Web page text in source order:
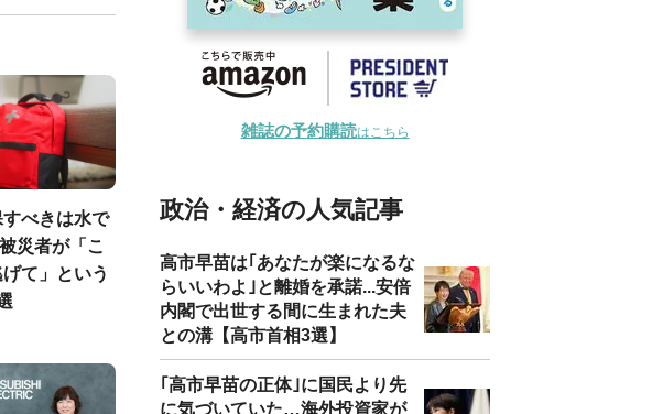
べきは水で
災者が「こ
て」という
雑誌の予約購読はこちら
政治・経済の人気記事
高市早苗は｢あなたが楽になるな
らいいわよ｣と離婚を承諾...安倍
内閣で出世する間に生まれた夫
との溝【高市首相3選】
｢高市早苗の正体｣に国民より先
に気づいていた…海外投資家が